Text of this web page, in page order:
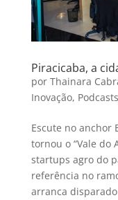
Piracicaba, a
por Thainara
Inovação, Podcasts
Escute no anchor
tornou o “Vale do
startups agro do
referência no
arranca